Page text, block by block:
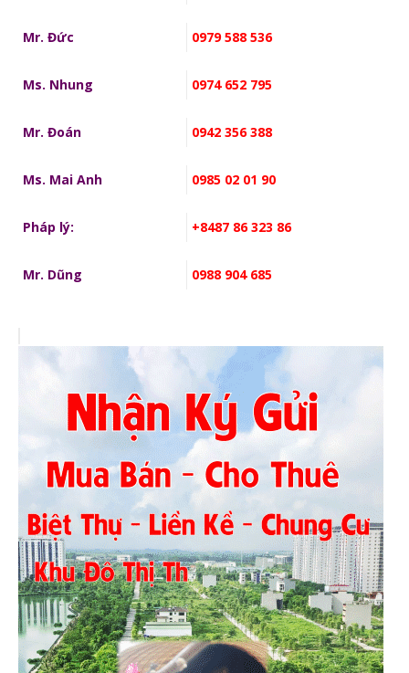
Mr. Đức 0979 588 536
Ms. Nhung 0974 652 795
Mr. Đoán 0942 356 388
Ms. Mai Anh 0985 02 01 90
Pháp lý: +8487 86 323 86
Mr. Dũng 0988 904 685